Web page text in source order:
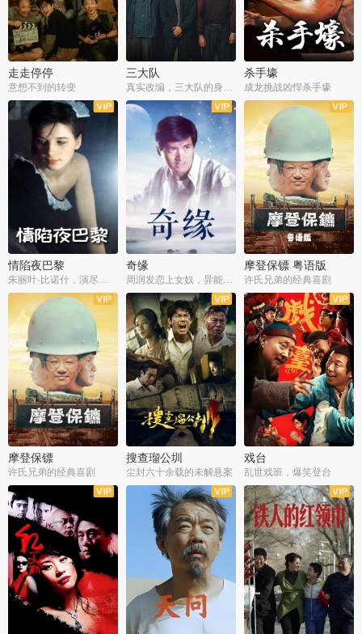
走走停停
意想不到的转变
三大队 杀手壕
成龙挑战凶悍杀手壕
情陷夜巴黎
朱丽叶·比诺什，演尽失爱之痛
奇缘
周润发恋上女奴，异能护体战邪派
摩登保镖 粤语版
许氏兄弟的经典喜剧
摩登保镖
许氏兄弟的经典喜剧
搜查瑠公圳
尘封六十余载的未解悬案
戏台
乱世戏班，爆笑登台